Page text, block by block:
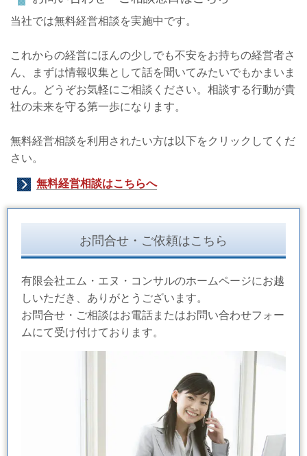
当社では無料経営相談を実施中です。
これからの経営にほんの少しでも不安をお持ちの経営者さ
ん、まずは情報収集として話を聞いてみたいでもかまいま
せん。どうぞお気軽にご相談ください。相談する行動が貴
社の未来を守る第一歩になります。
無料経営相談を利用されたい方は以下をクリックしてくだ
さい。
無料経営相談はこちらへ
お問合せ・ご依頼はこちら
有限会社エム・エヌ・コンサルのホームページにお越
しいただき、ありがとうございます。
お問合せ・ご相談はお電話またはお問い合わせフォー
ムにて受け付けております。